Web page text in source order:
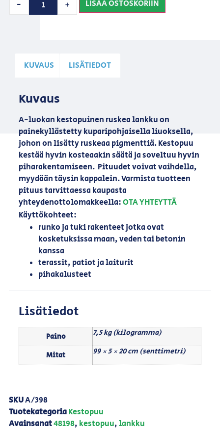
- + LISÄÄ OSTOSKORIIN
KUVAUS LISÄTIEDOT
Kuvaus
A-luokan kestopuinen ruskea lankku on
painekyllästetty kuparipohjaisella liuoksella,
johon on lisätty ruskeaa pigmenttiä. Kestopuu
kestää hyvin kosteaakin säätä ja soveltuu hyvin
piharakentamiseen. Pituudet voivat vaihdella,
myydään täysin kappalein. Varmista tuotteen
pituus tarvittaessa kaupasta
yhteydenottolomakkeella:OTA YHTEYTTÄ
Käyttökohteet:
runko ja tuki rakenteet jotka ovat
kosketuksissa maan, veden tai betonin
kanssa
terassit, patiot ja laiturit
pihakalusteet
Lisätiedot
Paino 7,5 kg (kilogramma)
Mitat 99 × 5 × 20 cm (senttimetri)
SKUA/398
TuotekategoriaKestopuu
Avainsanat48198, kestopuu,lankku